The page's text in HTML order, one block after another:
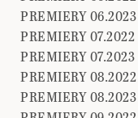
PREMIERY 06.2023
PREMIERY 07.2022
PREMIERY 07.2023
PREMIERY 08.2022
PREMIERY 08.2023